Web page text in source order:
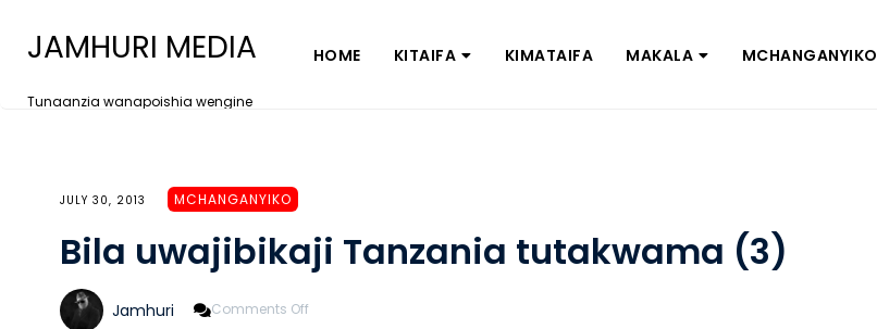
JAMHURI MEDIA
Tunaanzia wanapoishia wengine
HOME KITAIFA KIMATAIFA MAKALA MCHANGANYIKO
JULY 30, 2013 MCHANGANYIKO
Bila uwajibikaji Tanzania tutakwama (3)
Jamhuri Comments Off